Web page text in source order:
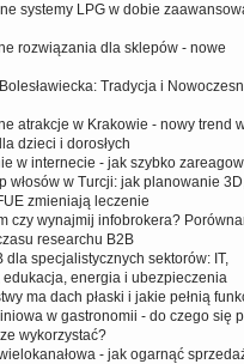
systemy LPG w dobie
rozwiązania dla sklepów - nowe
Tradycja i
atrakcje w Krakowie - nowy trend
dzieci i dorosłych
w internecie - jak szybko
włosów w Turcji: jak planowanie
zmieniają leczenie
czy wynajmij infobrokera?
researchu B2B
dla specjalistycznych sektorów: IT,
edukacja, energia i ubezpieczenia
ma dach płaski i jakie pełnią
w gastronomii - do czego się
wykorzystać?
- jak ogarnąć